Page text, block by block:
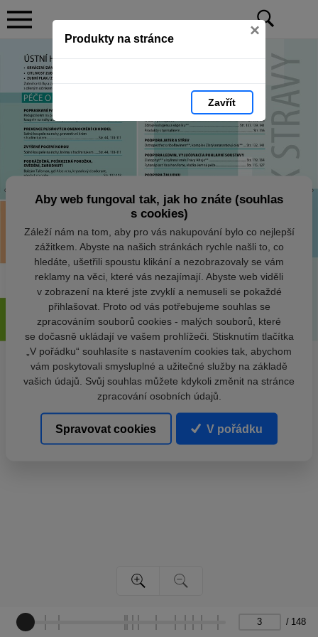
Produkty na stránce ×
Zavřít
/ 148
Aby web fungoval tak, jak ho znáte (souhlas
s cookies)
Záleží nám na tom, aby pro vás nakupování bylo co nejlepší
zážitkem. Abyste na našich stránkách rychle našli to, co
hledáte, ušetřili spoustu klikání a nezobrazovaly se vám
reklamy na věci, které vás nezajímají. Abyste web viděli
v zobrazení na které jste zvyklí a nemuseli se pokaždé
přihlašovat. Proto od vás potřebujeme souhlas se
zpracováním souborů cookies - malých souborů, které
se dočasně ukládají ve vašem prohlížeči. Stisknutím tlačítka
„V pořádku“ souhlasíte s nastavením cookies tak, abychom
vám poskytovali smysluplné a užitečné služby na základě
vašich údajů. Svůj souhlas můžete kdykoli změnit na stránce
zpracování osobních údajů.
Spravovat cookies V pořádku